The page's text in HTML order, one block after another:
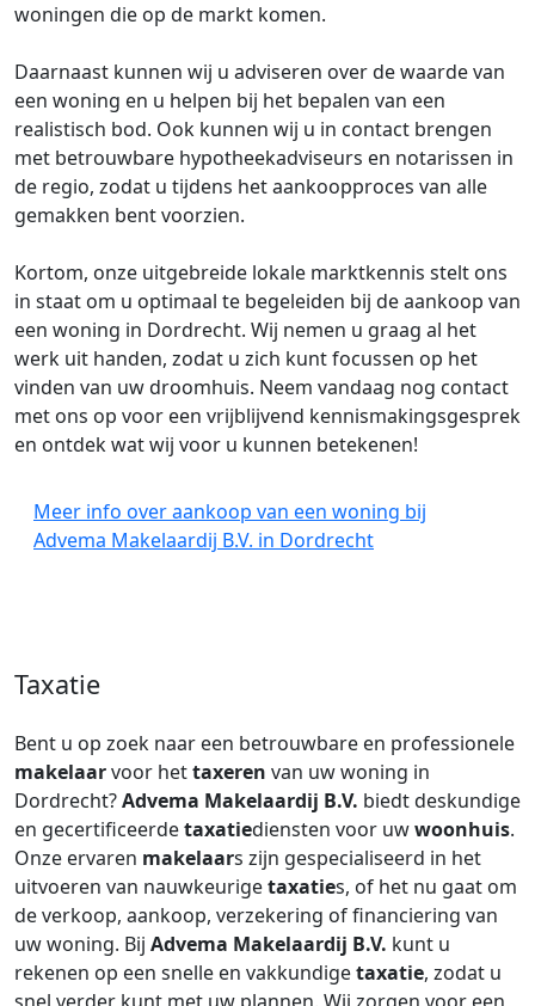
woningen die op de markt komen.
Daarnaast kunnen wij u adviseren over de waarde van
een woning en u helpen bij het bepalen van een
realistisch bod. Ook kunnen wij u in contact brengen
met betrouwbare hypotheekadviseurs en notarissen in
de regio, zodat u tijdens het aankoopproces van alle
gemakken bent voorzien.
Kortom, onze uitgebreide lokale marktkennis stelt ons
in staat om u optimaal te begeleiden bij de aankoop van
een woning in Dordrecht. Wij nemen u graag al het
werk uit handen, zodat u zich kunt focussen op het
vinden van uw droomhuis. Neem vandaag nog contact
met ons op voor een vrijblijvend kennismakingsgesprek
en ontdek wat wij voor u kunnen betekenen!
Meer info over aankoop van een woning bij
Advema Makelaardij B.V. in Dordrecht
Taxatie
Bent u op zoek naar een betrouwbare en professionele
makelaarvoor hettaxeren van uw woning in
Dordrecht?Advema Makelaardij B.V. biedt deskundige
en gecertificeerdetaxatiediensten voor uwwoonhuis.
Onze ervaren makelaars zijn gespecialiseerd in het
uitvoeren van nauwkeurigetaxaties, of het nu gaat om
de verkoop, aankoop, verzekering of financiering van
uw woning. Bij Advema Makelaardij B.V. kunt u
rekenen op een snelle en vakkundigetaxatie, zodat u